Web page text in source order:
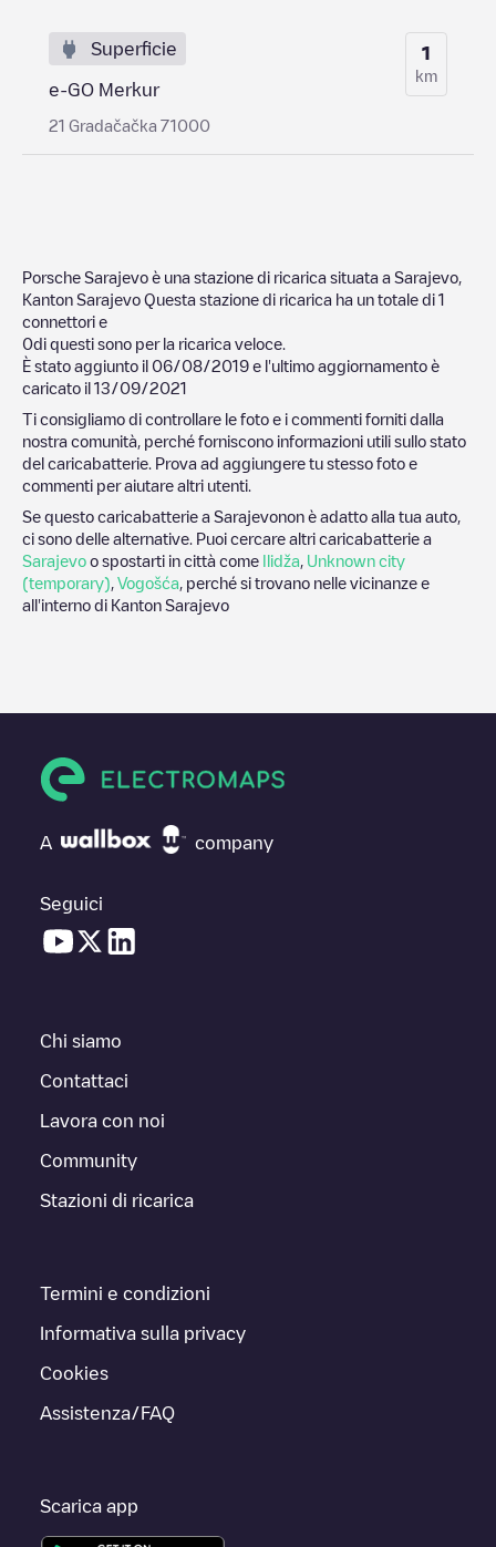
Superficie
e-GO Merkur
21 Gradačačka 71000
1
km
Porsche Sarajevo è una stazione di ricarica situata a Sarajevo
Kanton Sarajevo Questa stazione di ricarica ha un totale di 1
connettori e
0di questi sono per la ricarica veloce.
È stato aggiunto il 06/08/2019 e l'ultimo aggiornamento è
caricato il 13/09/2021
Ti consigliamo di controllare le foto e i commenti forniti dalla
nostra comunità, perché forniscono informazioni utili sullo stato
del caricabatterie. Prova ad aggiungere tu stesso foto e
commenti per aiutare altri utenti.
Se questo caricabatterie a Sarajevonon è adatto alla tua auto,
ci sono delle alternative. Puoi cercare altri caricabatterie a
Sarajevo o spostarti in città come Ilidža Unknown city
(temporary) Vogošća , perché si trovano nelle vicinanze e
all'interno di Kanton Sarajevo
A company
Seguici
Chi siamo
Contattaci
Lavora con noi
Community
Stazioni di ricarica
Termini e condizioni
Informativa sulla privacy
Cookies
Assistenza/FAQ
Scarica app